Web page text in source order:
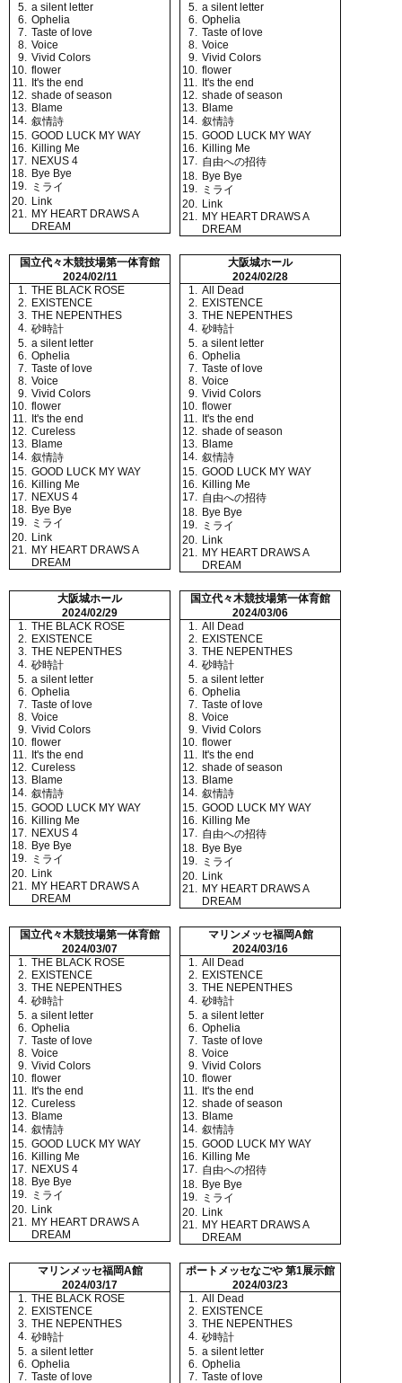
5. a silent letter
6. Ophelia
7. Taste of love
8. Voice
9. Vivid Colors
10. flower
11. It's the end
12. shade of season
13. Blame
14. 叙情詩
15. GOOD LUCK MY WAY
16. Killing Me
17. NEXUS 4
18. Bye Bye
19. ミライ
20. Link
21. MY HEART DRAWS A
DREAM
5. a silent letter
6. Ophelia
7. Taste of love
8. Voice
9. Vivid Colors
10. flower
11. It's the end
12. shade of season
13. Blame
14. 叙情詩
15. GOOD LUCK MY WAY
16. Killing Me
17. 自由への招待
18. Bye Bye
19. ミライ
20. Link
21. MY HEART DRAWS A
DREAM
国立代々木競技場第一体育館
2024/02/11
1. THE BLACK ROSE
2. EXISTENCE
3. THE NEPENTHES
4. 砂時計
5. a silent letter
6. Ophelia
7. Taste of love
8. Voice
9. Vivid Colors
10. flower
11. It's the end
12. Cureless
13. Blame
14. 叙情詩
15. GOOD LUCK MY WAY
16. Killing Me
17. NEXUS 4
18. Bye Bye
19. ミライ
20. Link
21. MY HEART DRAWS A
DREAM
大阪城ホール
2024/02/28
1. All Dead
2. EXISTENCE
3. THE NEPENTHES
4. 砂時計
5. a silent letter
6. Ophelia
7. Taste of love
8. Voice
9. Vivid Colors
10. flower
11. It's the end
12. shade of season
13. Blame
14. 叙情詩
15. GOOD LUCK MY WAY
16. Killing Me
17. 自由への招待
18. Bye Bye
19. ミライ
20. Link
21. MY HEART DRAWS A
DREAM
大阪城ホール
2024/02/29
1. THE BLACK ROSE
2. EXISTENCE
3. THE NEPENTHES
4. 砂時計
5. a silent letter
6. Ophelia
7. Taste of love
8. Voice
9. Vivid Colors
10. flower
11. It's the end
12. Cureless
13. Blame
14. 叙情詩
15. GOOD LUCK MY WAY
16. Killing Me
17. NEXUS 4
18. Bye Bye
19. ミライ
20. Link
21. MY HEART DRAWS A
DREAM
国立代々木競技場第一体育館
2024/03/06
1. All Dead
2. EXISTENCE
3. THE NEPENTHES
4. 砂時計
5. a silent letter
6. Ophelia
7. Taste of love
8. Voice
9. Vivid Colors
10. flower
11. It's the end
12. shade of season
13. Blame
14. 叙情詩
15. GOOD LUCK MY WAY
16. Killing Me
17. 自由への招待
18. Bye Bye
19. ミライ
20. Link
21. MY HEART DRAWS A
DREAM
国立代々木競技場第一体育館
2024/03/07
1. THE BLACK ROSE
2. EXISTENCE
3. THE NEPENTHES
4. 砂時計
5. a silent letter
6. Ophelia
7. Taste of love
8. Voice
9. Vivid Colors
10. flower
11. It's the end
12. Cureless
13. Blame
14. 叙情詩
15. GOOD LUCK MY WAY
16. Killing Me
17. NEXUS 4
18. Bye Bye
19. ミライ
20. Link
21. MY HEART DRAWS A
DREAM
マリンメッセ福岡A館
2024/03/16
1. All Dead
2. EXISTENCE
3. THE NEPENTHES
4. 砂時計
5. a silent letter
6. Ophelia
7. Taste of love
8. Voice
9. Vivid Colors
10. flower
11. It's the end
12. shade of season
13. Blame
14. 叙情詩
15. GOOD LUCK MY WAY
16. Killing Me
17. 自由への招待
18. Bye Bye
19. ミライ
20. Link
21. MY HEART DRAWS A
DREAM
マリンメッセ福岡A館
2024/03/17
1. THE BLACK ROSE
2. EXISTENCE
3. THE NEPENTHES
4. 砂時計
5. a silent letter
6. Ophelia
7. Taste of love
ポートメッセなごや 第1展示館
2024/03/23
1. All Dead
2. EXISTENCE
3. THE NEPENTHES
4. 砂時計
5. a silent letter
6. Ophelia
7. Taste of love